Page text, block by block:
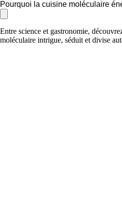
Pourquoi la cuisine moléculaire
Entre science et gastronomie,
moléculaire intrigue, séduit et divise